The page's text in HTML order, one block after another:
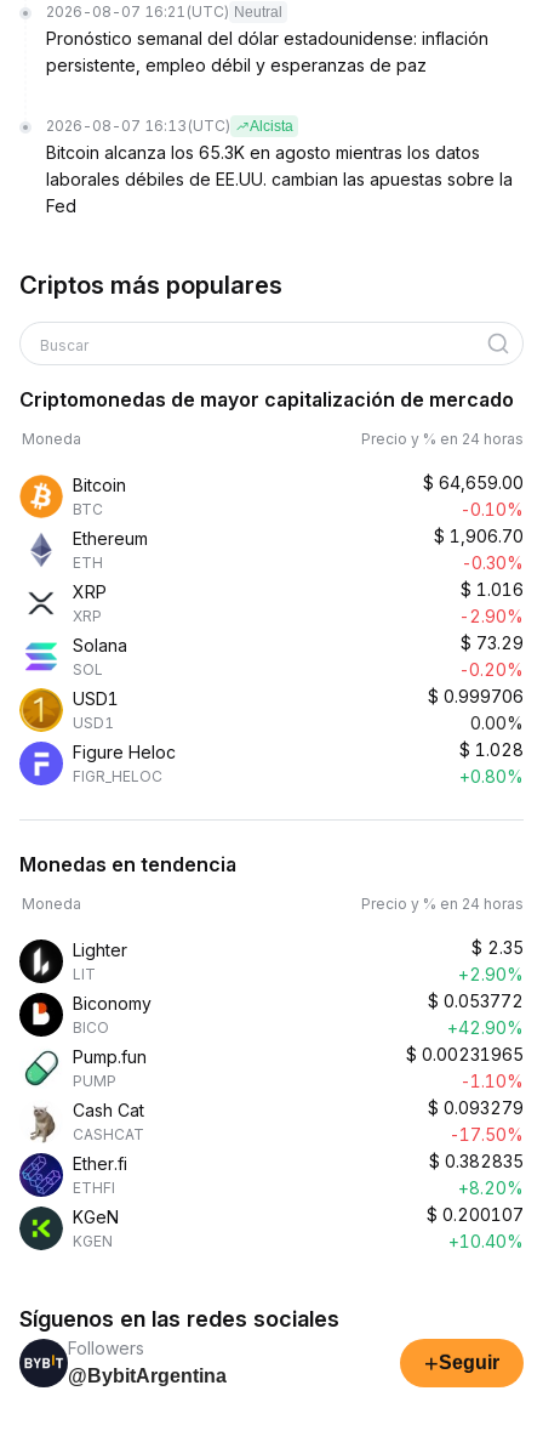
2026-08-07 16:21 (UTC) Neutral
Pronóstico semanal del dólar estadounidense: inflación
persistente, empleo débil y esperanzas de paz
2026-08-07 16:13 (UTC) Alcista
Bitcoin alcanza los 65.3K en agosto mientras los datos
laborales débiles de EE.UU. cambian las apuestas sobre la
Fed
Criptos más populares
Buscar
Criptomonedas de mayor capitalización de mercado
Moneda Precio y % en 24 horas
Bitcoin
BTC
$ 64,659.00
-0.10%
Ethereum
ETH
$ 1,906.70
-0.30%
XRP
XRP
$ 1.016
-2.90%
Solana
SOL
$ 73.29
-0.20%
USD1
USD1
$ 0.999706
0.00%
Figure Heloc
FIGR_HELOC
$ 1.028
+0.80%
Monedas en tendencia
Moneda Precio y % en 24 horas
Lighter
LIT
$ 2.35
+2.90%
Biconomy
BICO
$ 0.053772
+42.90%
Pump.fun
PUMP
$ 0.00231965
-1.10%
Cash Cat
CASHCAT
$ 0.093279
-17.50%
Ether.fi
ETHFI
$ 0.382835
+8.20%
KGeN
KGEN
$ 0.200107
+10.40%
Síguenos en las redes sociales
Followers
@BybitArgentina
+Seguir